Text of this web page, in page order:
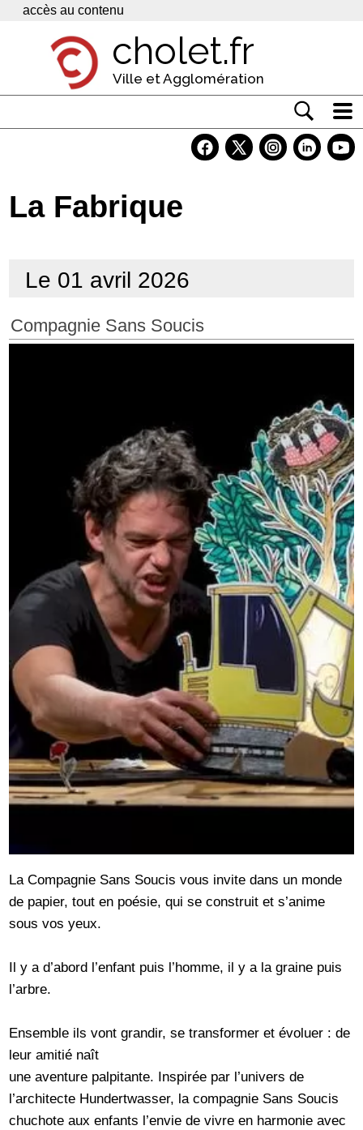
Panneau de gestion des cookies
accès au contenu
cholet.fr
Ville et Agglomération
Economie
Contacts
La Fabrique
Le 01 avril 2026
Compagnie Sans Soucis
La Compagnie Sans Soucis vous invite dans un monde
de papier, tout en poésie, qui se construit et s’anime
sous vos yeux.
Il y a d’abord l’enfant puis l’homme, il y a la graine puis
l’arbre.
Ensemble ils vont grandir, se transformer et évoluer : de
leur amitié naît
une aventure palpitante. Inspirée par l’univers de
l’architecte Hundertwasser, la compagnie Sans Soucis
chuchote aux enfants l’envie de vivre en harmonie avec